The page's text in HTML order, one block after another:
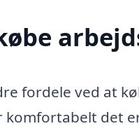
fordele ved at
det